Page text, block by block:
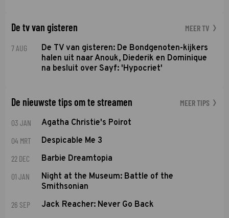
De tv van gisteren MEER TV
7 AUG
De TV van gisteren: De Bondgenoten-kijkers
halen uit naar Anouk, Diederik en Dominique
na besluit over Sayf: 'Hypocriet'
De nieuwste tips om te streamen MEER TIPS
03 JAN Agatha Christie's Poirot
04 MRT Despicable Me 3
22 DEC Barbie Dreamtopia
01 JAN
Night at the Museum: Battle of the
Smithsonian
26 SEP Jack Reacher: Never Go Back